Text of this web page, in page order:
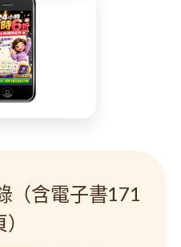
（含電子書171